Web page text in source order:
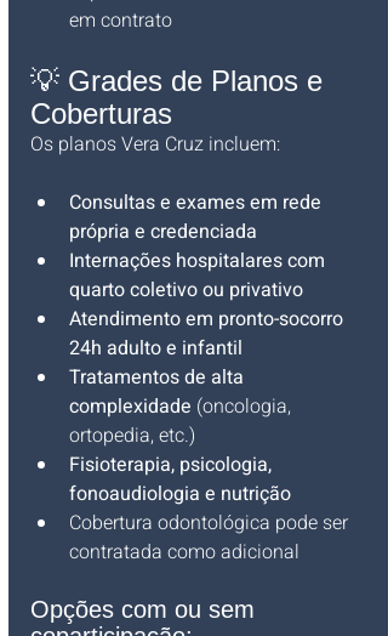
em contrato
💡 Grades de Planos e
Coberturas
Os planos Vera Cruz incluem:
Consultas e exames em rede
própria e credenciada
Internações hospitalares com
quarto coletivo ou privativo
Atendimento em pronto-socorro
24h adulto e infantil
Tratamentos de alta
complexidade (oncologia,
ortopedia, etc.)
Fisioterapia, psicologia,
fonoaudiologia e nutrição
Cobertura odontológica pode ser
contratada como adicional
Opções com ou sem